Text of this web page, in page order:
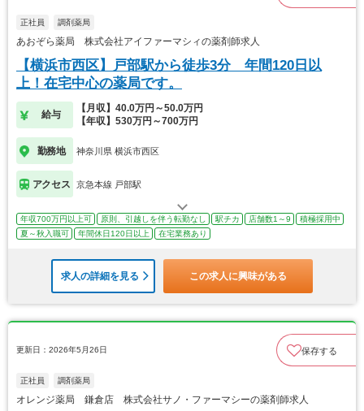
正社員 調剤薬局
あおぞら薬局 株式会社アイファーマシィの薬剤師求人
【横浜市西区】戸部駅から徒歩3分 年間120日以
上！在宅中心の薬局です。
給与
【月収】40.0万円～50.0万円
【年収】530万円～700万円
勤務地 神奈川県 横浜市西区
アクセス 京急本線 戸部駅
年収700万円以上可 原則、引越しを伴う転勤なし 駅チカ 店舗数1～9
積極採用中
夏～秋入職可
年間休日120日以上 在宅業務あり
求人の詳細を見る この求人に興味がある
更新日：2026年5月26日 保存する
正社員 調剤薬局
オレンジ薬局 鎌倉店 株式会社サノ・ファーマシーの薬剤師求人